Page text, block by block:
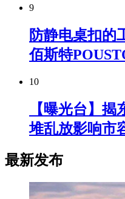
9
防静电桌扣的
佰斯特
10
【曝光台】
堆乱放影响市
最新发布